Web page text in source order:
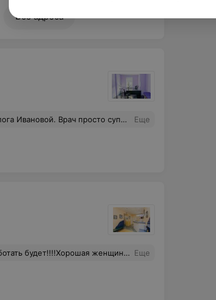
Все адреса
во всех вопросах!! Лечение помогло,спасибо!!! Еще
будет!!!!Хорошая женщина и врач! Еще